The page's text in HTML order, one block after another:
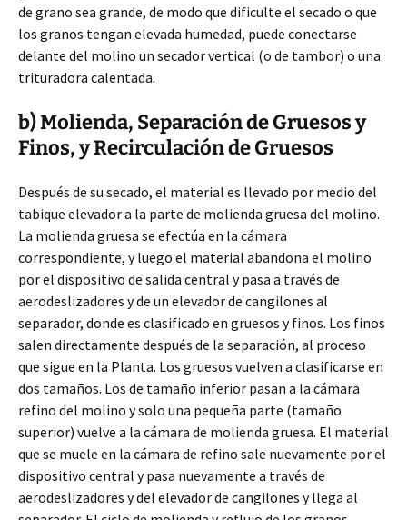
de grano sea grande, de modo que dificulte el secado o que
los granos tengan elevada humedad, puede conectarse
delante del molino un secador vertical (o de tambor) o una
trituradora calentada.
b) Molienda, Separación de Gruesos y
Finos, y Recirculación de Gruesos
Después de su secado, el material es llevado por medio del
tabique elevador a la parte de molienda gruesa del molino.
La molienda gruesa se efectúa en la cámara
correspondiente, y luego el material abandona el molino
por el dispositivo de salida central y pasa a través de
aerodeslizadores y de un elevador de cangilones al
separador, donde es clasificado en gruesos y finos. Los finos
salen directamente después de la separación, al proceso
que sigue en la Planta. Los gruesos vuelven a clasificarse en
dos tamaños. Los de tamaño inferior pasan a la cámara
refino del molino y solo una pequeña parte (tamaño
superior) vuelve a la cámara de molienda gruesa. El material
que se muele en la cámara de refino sale nuevamente por el
dispositivo central y pasa nuevamente a través de
aerodeslizadores y del elevador de cangilones y llega al